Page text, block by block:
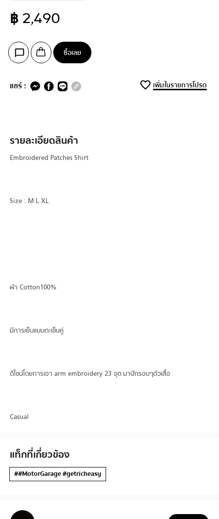
฿ 2,490
ซื้อเลย
แชร์ : เพิ่มในรายการโปรด
รายละเอียดสินค้า
Embroidered Patches Shirt
Size : M L XL
ผ้า Cotton100%
มีการเย็บแบบตะเข็บคู่
ดีไซน์โดยการเอา arm embroidery 23 จุด มาปักรอบๆตัวเสื้อ
Casual
แท็กที่เกี่ยวข้อง
##MotorGarage #getricheasy